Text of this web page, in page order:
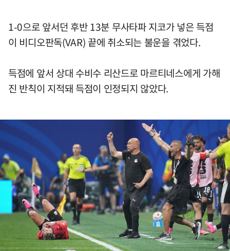
1-0으로 앞서던 후반 13분 무사타파 지코가 넣은 득점
이 비디오판독(VAR) 끝에 취소되는 불운을 겪었다.
득점에 앞서 상대 수비수 리산드로 마르티네스에게 가해
진 반칙이 지적돼 득점이 인정되지 않았다.